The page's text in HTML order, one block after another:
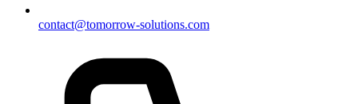
contact@tomorrow-solutions.com